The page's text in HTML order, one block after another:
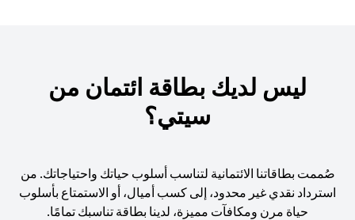
ليس لديك بطاقة ائتمان من
سيتي؟
صُممت بطاقاتنا الائتمانية لتناسب أسلوب حياتك واحتياجاتك. من
استرداد نقدي غير محدود، إلى كسب أميال، أو الاستمتاع بأسلوب
حياة مرن ومكافآت مميزة، لدينا بطاقة تناسبك تمامًا.